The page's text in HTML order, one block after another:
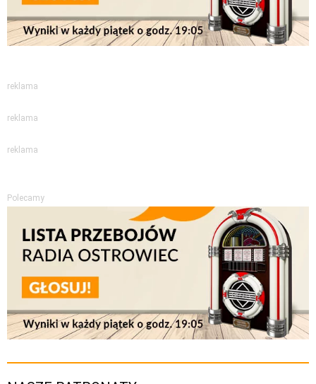
reklama
reklama
reklama
Polecamy